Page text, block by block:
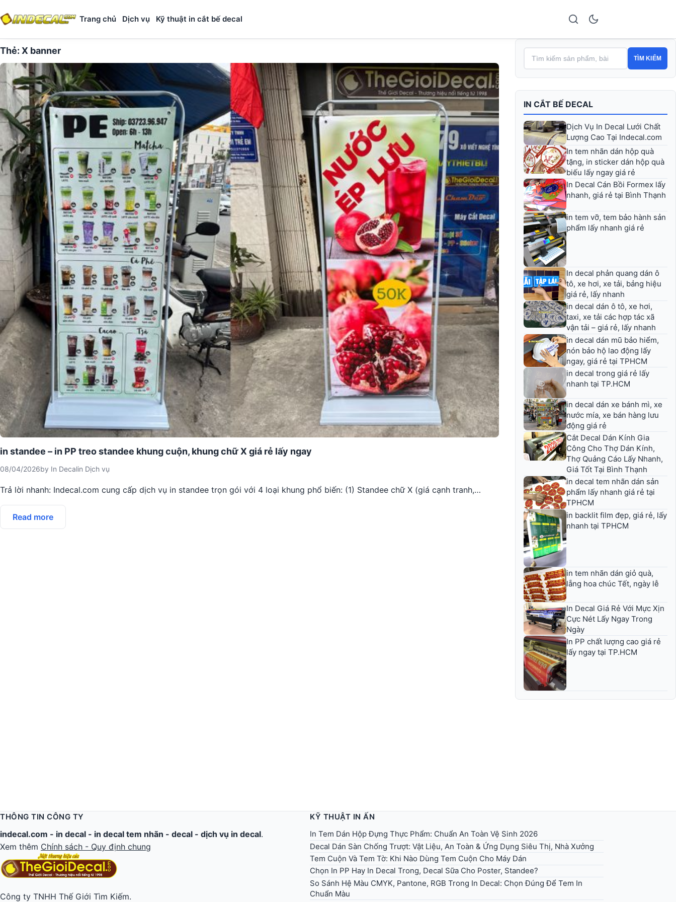
Trang chủ Dịch vụ Kỹ thuật in cắt bế decal
Thẻ: X banner
in standee – in PP treo standee khung cuộn, khung chữ X giá rẻ lấy ngay
08/04/2026by In Decalin Dịch vụ
Trả lời nhanh: Indecal.com cung cấp dịch vụ in standee trọn gói với 4 loại khung phổ biến: (1) Standee chữ X (giá cạnh tranh,…
Read more
TÌM KIẾM
IN CẮT BẾ DECAL
Dịch Vụ In Decal Lưới Chất
Lượng Cao Tại Indecal.com
In tem nhãn dán hộp quà
tặng, in sticker dán hộp quà
biếu lấy ngay giá rẻ
In Decal Cán Bồi Formex lấy
nhanh, giá rẻ tại Bình Thạnh
in tem vỡ, tem bảo hành sản
phẩm lấy nhanh giá rẻ
In decal phản quang dán ô
tô, xe hơi, xe tải, bảng hiệu
giá rẻ, lấy nhanh
in decal dán ô tô, xe hơi,
taxi, xe tải các hợp tác xã
vận tải – giá rẻ, lấy nhanh
in decal dán mũ bảo hiểm,
nón bảo hộ lao động lấy
ngay, giá rẻ tại TPHCM
in decal trong giá rẻ lấy
nhanh tại TP.HCM
in decal dán xe bánh mì, xe
nước mía, xe bán hàng lưu
động giá rẻ
Cắt Decal Dán Kính Gia
Công Cho Thợ Dán Kính,
Thợ Quảng Cáo Lấy Nhanh,
Giá Tốt Tại Bình Thạnh
in decal tem nhãn dán sản
phẩm lấy nhanh giá rẻ tại
TPHCM
in backlit film đẹp, giá rẻ, lấy
nhanh tại TPHCM
in tem nhãn dán giỏ quà,
lẵng hoa chúc Tết, ngày lễ
In Decal Giá Rẻ Với Mực Xịn
Cực Nét Lấy Ngay Trong
Ngày
In PP chất lượng cao giá rẻ
lấy ngay tại TP.HCM
THÔNG TIN CÔNG TY
indecal.com - in decal - in decal tem nhãn - decal - dịch vụ in decal.
Xem thêm Chính sách - Quy định chung
Công ty TNHH Thế Giới Tìm Kiếm.
KỸ THUẬT IN ẤN
In Tem Dán Hộp Đựng Thực Phẩm: Chuẩn An Toàn Vệ Sinh 2026
Decal Dán Sàn Chống Trượt: Vật Liệu, An Toàn & Ứng Dụng Siêu Thị, Nhà Xưởng
Tem Cuộn Và Tem Tờ: Khi Nào Dùng Tem Cuộn Cho Máy Dán
Chọn In PP Hay In Decal Trong, Decal Sữa Cho Poster, Standee?
So Sánh Hệ Màu CMYK, Pantone, RGB Trong In Decal: Chọn Đúng Để Tem In
Chuẩn Màu